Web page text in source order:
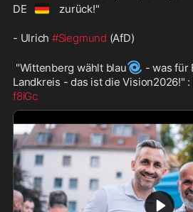
DE
🇩🇪 zurück!"
- Ulrich #Siegmund (AfD)
"Wittenberg wählt blau🌀 - was für
Landkreis - das ist die Vision2026!" :
f8iGc